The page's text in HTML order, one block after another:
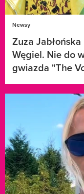
Newsy
Zuza
Węgiel. Nie do
gwiazda "The